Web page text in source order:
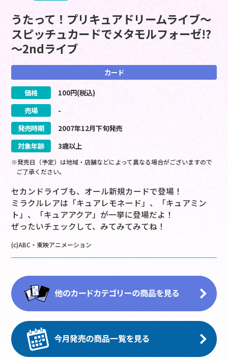
うたって！プリキュアドリームライブ～
スピッチュカードでメタモルフォーゼ!?
～2ndライブ
カード
価格 100円(税込)
売場
-
発売時期
2007年12月下旬発売
対象年齢
3歳以上
※発売日（予定）は地域・店舗などによって異なる場合がございますので
ご了承ください。
セカンドライブも、オール新規カードで登場！
ミラクルレアは「キュアレモネード」、「キュアミン
ト」、「キュアアクア」が一挙に登場だよ！
ぜったいチェックして、みてみてみてね！
(c)ABC・東映アニメーション